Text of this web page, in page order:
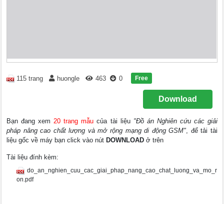
115 trang huongle 463 0 Free
Download
Bạn đang xem20 trang mẫu của tài liệu "Đồ án Nghiên cứu các giải
pháp nâng cao chất lượng và mở rộng mạng di động GSM", để tải tài
liệu gốc về máy bạn click vào nút DOWNLOAD ở trên
Tài liệu đính kèm:
do_an_nghien_cuu_cac_giai_phap_nang_cao_chat_luong_va_mo_r
on.pdf